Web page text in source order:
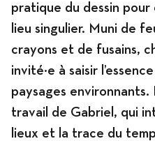
pratique du dessin
lieu singulier. Muni de
crayons et de fusains,
invité·e à saisir
paysages environnants.
travail de Gabriel, qui
lieux et la trace du